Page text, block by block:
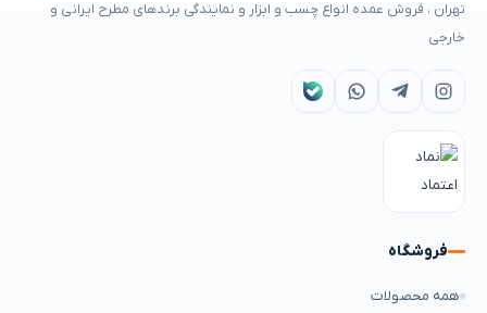
تهران ، فروش عمده انواع چسب و ابزار و نمایندگی برندهای مطرح ایرانی و
خارجی
فروشگاه
همه محصولات